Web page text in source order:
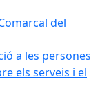
del
a les persones
els serveis i el